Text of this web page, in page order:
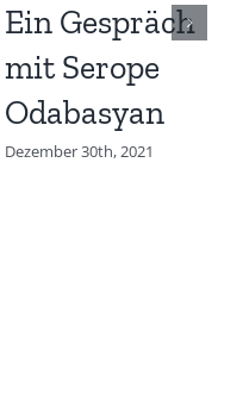
Ein Gespräch
mit Serope
Odabasyan
Dezember 30th, 2021